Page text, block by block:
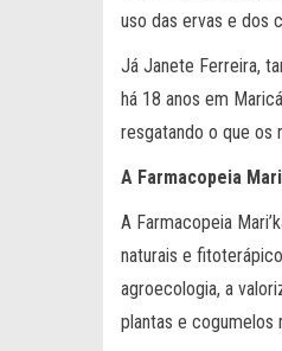
uso das ervas e dos
Já Janete Ferreira,
há 18 anos em
resgatando o que os
A Farmacopeia
A Farmacopeia
naturais e
agroecologia, a
plantas e cogumelos